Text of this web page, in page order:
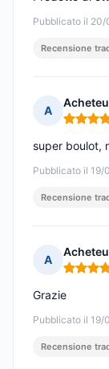
Pubblicato il
Recensione
A
Nota: 5
Pubblicato il 19/
super boulot,
Recensione
A
Nota: 5
Pubblicato il 19/
Grazie
Recensione